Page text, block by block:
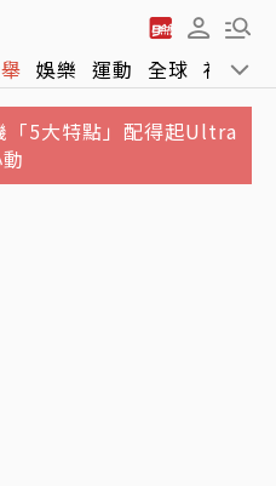
娛樂 運動 全球 社會
5大特點」配得起Ultra
公會前理事長見證嚴法